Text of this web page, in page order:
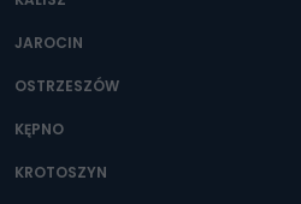
JAROCIN
OSTRZESZÓW
KĘPNO
KROTOSZYN